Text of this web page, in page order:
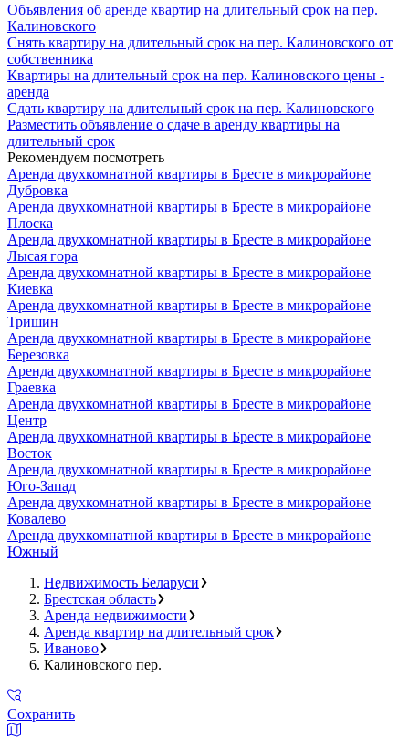
Объявления об аренде квартир на длительный срок на пер.
Калиновского
Снять квартиру на длительный срок на пер. Калиновского от
собственника
Квартиры на длительный срок на пер. Калиновского цены -
аренда
Сдать квартиру на длительный срок на пер. Калиновского
Разместить объявление о сдаче в аренду квартиры на
длительный срок
Рекомендуем посмотреть
Аренда двухкомнатной квартиры в Бресте в микрорайоне
Дубровка
Аренда двухкомнатной квартиры в Бресте в микрорайоне
Плоска
Аренда двухкомнатной квартиры в Бресте в микрорайоне
Лысая гора
Аренда двухкомнатной квартиры в Бресте в микрорайоне
Киевка
Аренда двухкомнатной квартиры в Бресте в микрорайоне
Тришин
Аренда двухкомнатной квартиры в Бресте в микрорайоне
Березовка
Аренда двухкомнатной квартиры в Бресте в микрорайоне
Граевка
Аренда двухкомнатной квартиры в Бресте в микрорайоне
Центр
Аренда двухкомнатной квартиры в Бресте в микрорайоне
Восток
Аренда двухкомнатной квартиры в Бресте в микрорайоне
Юго-Запад
Аренда двухкомнатной квартиры в Бресте в микрорайоне
Ковалево
Аренда двухкомнатной квартиры в Бресте в микрорайоне
Южный
Недвижимость Беларуси
Брестская область
Аренда недвижимости
Аренда квартир на длительный срок
Иваново
Калиновского пер.
Сохранить